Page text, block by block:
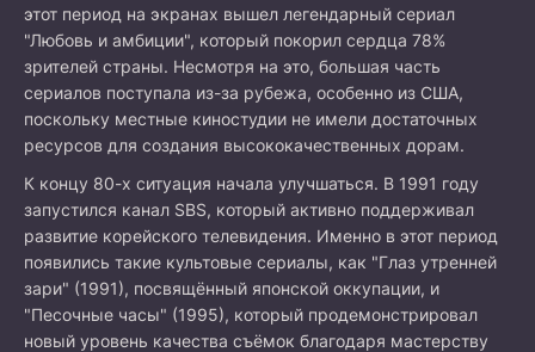
этот период на экранах вышел легендарный сериал
"Любовь и амбиции", который покорил сердца 78%
зрителей страны. Несмотря на это, большая часть
сериалов поступала из-за рубежа, особенно из США,
поскольку местные киностудии не имели достаточных
ресурсов для создания высококачественных дорам.
К концу 80-х ситуация начала улучшаться. В 1991 году
запустился канал SBS, который активно поддерживал
развитие корейского телевидения. Именно в этот период
появились такие культовые сериалы, как "Глаз утренней
зари" (1991), посвящённый японской оккупации, и
"Песочные часы" (1995), который продемонстрировал
новый уровень качества съёмок благодаря мастерству